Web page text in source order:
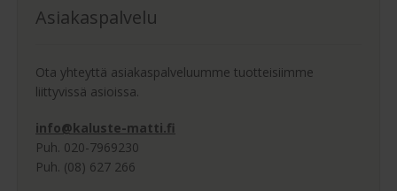
Asiakaspalvelu
Ota yhteyttä asiakaspalveluumme tuotteisiimme
liittyvissä asioissa.
info@kaluste-matti.fi
Puh. 020-7969230
Puh. (08) 627 266